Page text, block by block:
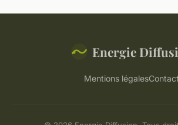
Energie
Mentions légalesContact